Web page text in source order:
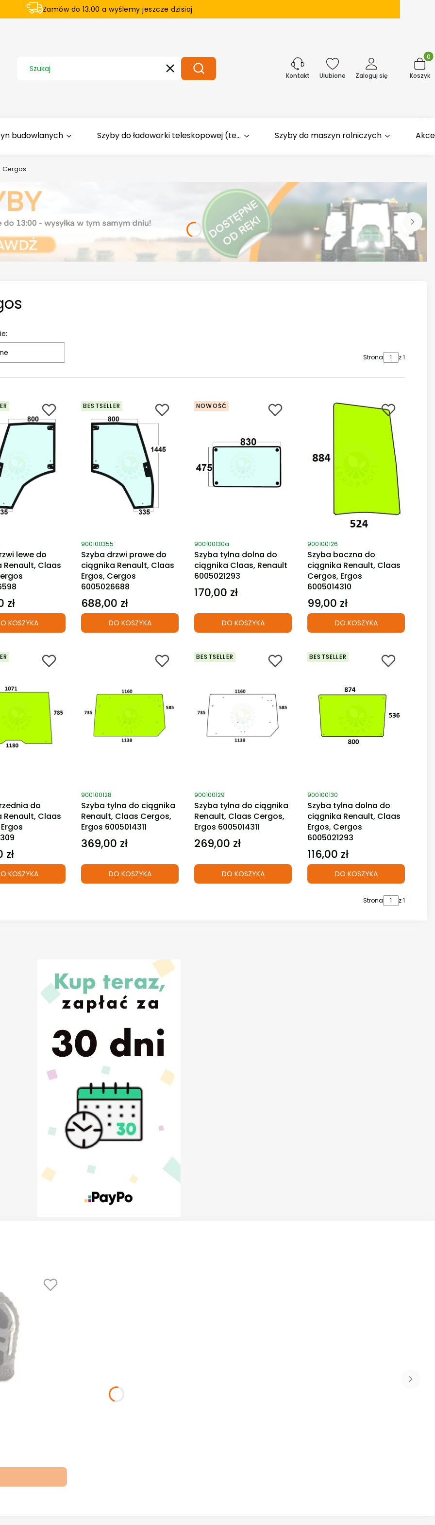
Zamów do 13.00 a wyślemy jeszcze dzisiaj
WyczyśćSzukaj Kontakt Ulubione Zaloguj się Koszyk
budowlanych Szyby do ładowarki teleskopowej (te... Szyby do maszyn rolniczych
Cergos
Strona z 1
lewe do
Renault, Claas
zł
KOSZYKA
BESTSELLER
Kod produktu
900100355
Szyba drzwi prawe do
ciągnika Renault, Claas
Ergos, Cergos
6005026688
Cena
688,00 zł
DO KOSZYKA
NOWOŚĆ
Kod produktu
900100130a
Szyba tylna dolna do
ciągnika Claas, Renault
6005021293
Cena
170,00 zł
DO KOSZYKA
Kod produktu
900100126
Szyba boczna do
ciągnika Renault, Claas
Cergos, Ergos
6005014310
Cena
99,00 zł
DO KOSZYKA
do
Renault, Claas
zł
KOSZYKA
Kod produktu
900100128
Szyba tylna do ciągnika
Renault, Claas Cergos,
Ergos 6005014311
Cena
369,00 zł
DO KOSZYKA
BESTSELLER
Kod produktu
900100129
Szyba tylna do ciągnika
Renault, Claas Cergos,
Ergos 6005014311
Cena
269,00 zł
DO KOSZYKA
BESTSELLER
Kod produktu
900100130
Szyba tylna dolna do
ciągnika Renault, Claas
Ergos, Cergos
6005021293
Cena
116,00 zł
DO KOSZYKA
Strona z 1